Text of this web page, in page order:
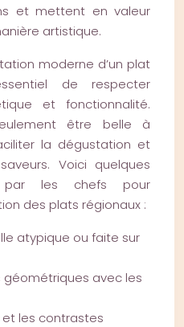
et mettent en valeur
artistique.
moderne d’un plat
de respecter
et fonctionnalité.
être belle à
la dégustation et
Voici quelques
par les chefs pour
des plats régionaux :
atypique ou faite sur
avec les
et les contrastes